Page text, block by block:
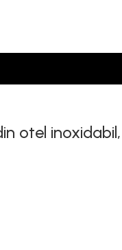
otel inoxidabil,